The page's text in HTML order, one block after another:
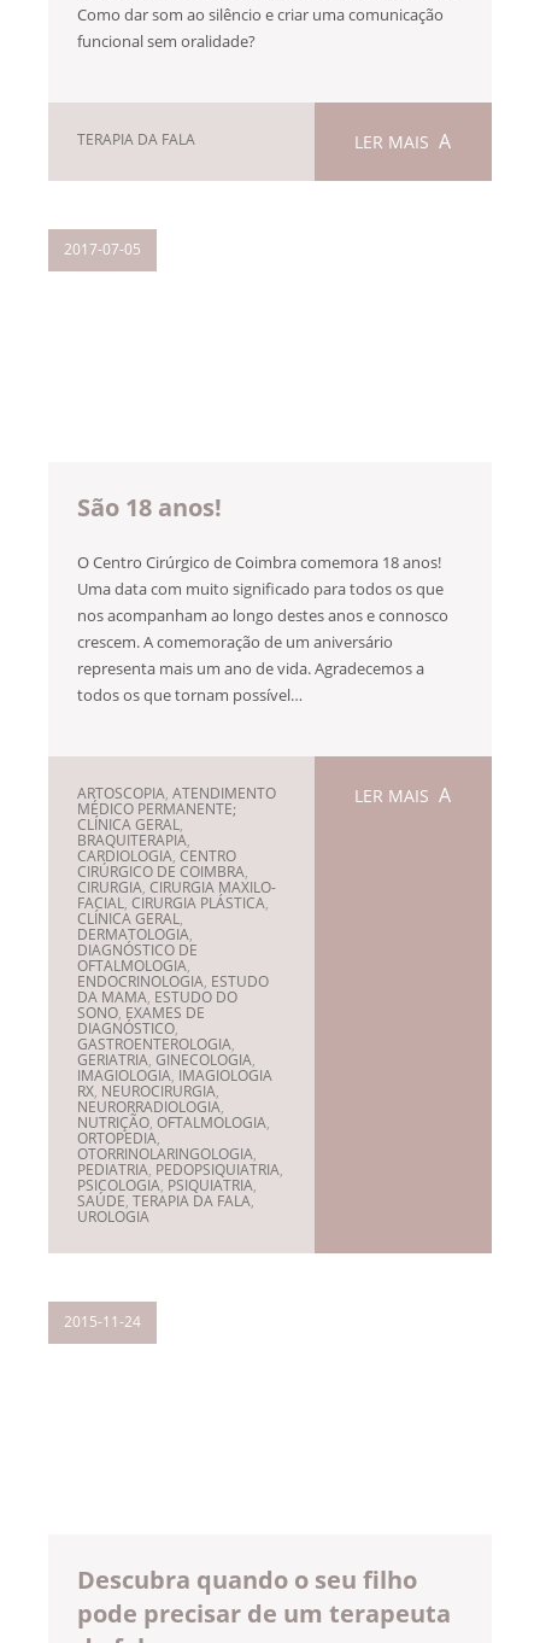
Como dar som ao silêncio e criar uma comunicação
funcional sem oralidade?
TERAPIA DA FALA LER MAIS
2017-07-05
São 18 anos!
O Centro Cirúrgico de Coimbra comemora 18 anos!
Uma data com muito significado para todos os que
nos acompanham ao longo destes anos e connosco
crescem. A comemoração de um aniversário
representa mais um ano de vida. Agradecemos a
todos os que tornam possível…
ARTOSCOPIA, ATENDIMENTO
MÉDICO PERMANENTE;
CLÍNICA GERAL,
BRAQUITERAPIA,
CARDIOLOGIA, CENTRO
CIRÚRGICO DE COIMBRA,
CIRURGIA, CIRURGIA MAXILO-
FACIAL, CIRURGIA PLÁSTICA,
CLÍNICA GERAL,
DERMATOLOGIA,
DIAGNÓSTICO DE
OFTALMOLOGIA,
ENDOCRINOLOGIA, ESTUDO
DA MAMA, ESTUDO DO
SONO, EXAMES DE
DIAGNÓSTICO,
GASTROENTEROLOGIA,
GERIATRIA, GINECOLOGIA,
IMAGIOLOGIA, IMAGIOLOGIA
RX, NEUROCIRURGIA,
NEURORRADIOLOGIA,
NUTRIÇÃO, OFTALMOLOGIA,
ORTOPEDIA,
OTORRINOLARINGOLOGIA,
PEDIATRIA, PEDOPSIQUIATRIA,
PSICOLOGIA, PSIQUIATRIA,
SAÚDE, TERAPIA DA FALA,
UROLOGIA
LER MAIS
2015-11-24
Descubra quando o seu filho
pode precisar de um terapeuta